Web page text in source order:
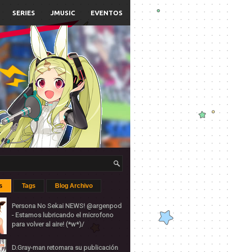
SERIES JMUSIC EVENTOS
Tags Blog Archivo
Persona No Sekai NEWS! @argenpod
- Estamos lubricando el microfono
para volver al aire! (*w*)/
D.Gray-man retomara su publicación